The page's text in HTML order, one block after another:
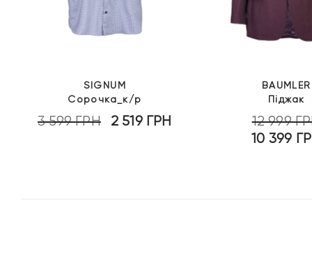
SIGNUM
Сорочка_к/р
3 599ГРН
Оригінальна
2 519 ГРН
BAUMLER
Піджак
12 999
10 399